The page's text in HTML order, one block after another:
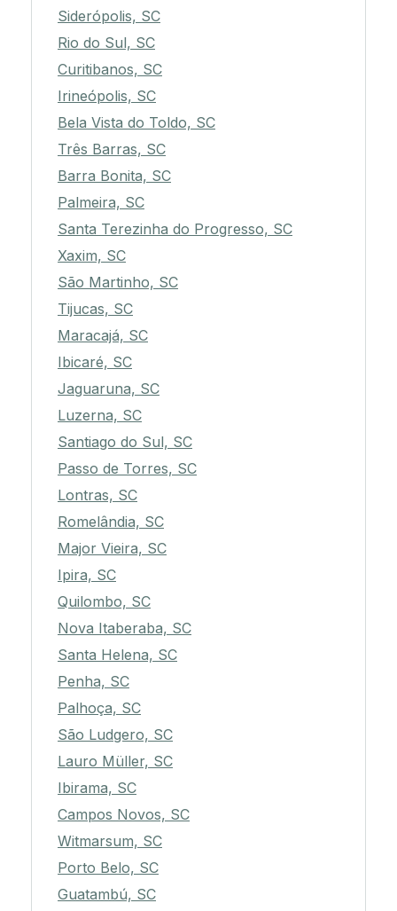
Siderópolis, SC
Rio do Sul, SC
Curitibanos, SC
Irineópolis, SC
Bela Vista do Toldo, SC
Três Barras, SC
Barra Bonita, SC
Palmeira, SC
Santa Terezinha do Progresso, SC
Xaxim, SC
São Martinho, SC
Tijucas, SC
Maracajá, SC
Ibicaré, SC
Jaguaruna, SC
Luzerna, SC
Santiago do Sul, SC
Passo de Torres, SC
Lontras, SC
Romelândia, SC
Major Vieira, SC
Ipira, SC
Quilombo, SC
Nova Itaberaba, SC
Santa Helena, SC
Penha, SC
Palhoça, SC
São Ludgero, SC
Lauro Müller, SC
Ibirama, SC
Campos Novos, SC
Witmarsum, SC
Porto Belo, SC
Guatambú, SC